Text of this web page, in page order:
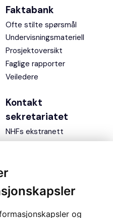
og
Faktabank
Ofte stilte spørsmål
Undervisningsmateriell
Prosjektoversikt
Faglige rapporter
Veiledere
Kontakt
sekretariatet
NHFs ekstranett